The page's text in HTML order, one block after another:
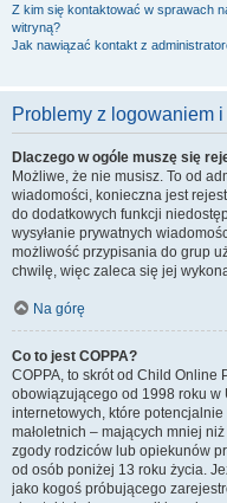
Z kim się kontaktować w sprawach
witryną?
Jak nawiązać kontakt z
Problemy z logowaniem
Dlaczego w ogóle muszę się
Możliwe, że nie musisz. To od
wiadomości, konieczna jest
do dodatkowych funkcji
wysyłanie prywatnych
możliwość przypisania do grup
chwilę, więc zaleca się jej
Na górę
Co to jest COPPA?
COPPA, to skrót od Child Online
obowiązującego od 1998 roku w
internetowych, które
małoletnich – mających mniej
zgody rodziców lub opiekunów
od osób poniżej 13 roku życia.
jako kogoś próbującego